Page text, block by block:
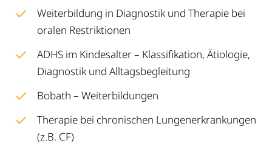
Weiterbildung in Diagnostik und Therapie bei
oralen Restriktionen
ADHS im Kindesalter – Klassifikation, Ätiologie,
Diagnostik und Alltagsbegleitung
Bobath – Weiterbildungen
Therapie bei chronischen Lungenerkrankungen
(z.B. CF)